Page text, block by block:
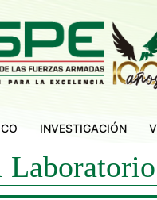
INVESTIGACIÓN
Laboratorio